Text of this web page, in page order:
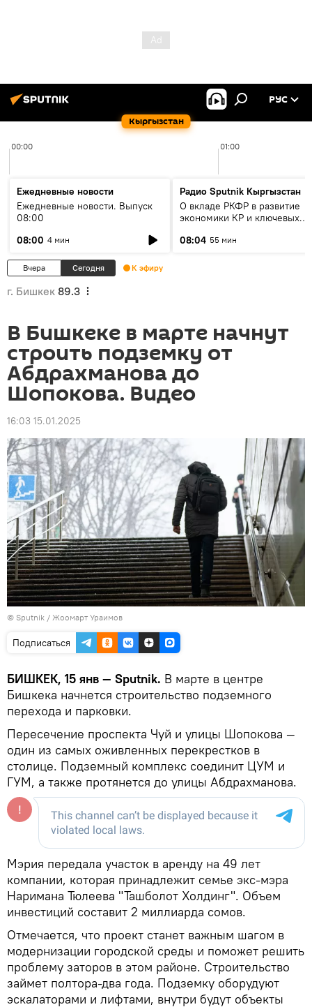
Кыргызстан
РУС
00:00 01:00
Ежедневные новости
Ежедневные новости. Выпуск
08:00
08:00 4 мин
Радио Sputnik Кыргызстан
О вкладе РКФР в развитие
экономики КР и ключевых
08:04 55 мин
Вчера Сегодня К эфиру
г. Бишкек 89.3
В Бишкеке в марте начнут
строить подземку от
Абдрахманова до
Шопокова. Видео
16:03 15.01.2025
© Sputnik / Жоомарт Ураимов
Подписаться
БИШКЕК, 15 янв — Sputnik. В марте в центре
Бишкека начнется строительство подземного
перехода и парковки.
Пересечение проспекта Чуй и улицы Шопокова —
один из самых оживленных перекрестков в
столице. Подземный комплекс соединит ЦУМ и
ГУМ, а также протянется до улицы Абдрахманова.
Мэрия передала участок в аренду на 49 лет
компании, которая принадлежит семье экс-мэра
Наримана Тюлеева "Ташболот Холдинг". Объем
инвестиций составит 2 миллиарда сомов.
Отмечается, что проект станет важным шагом в
модернизации городской среды и поможет решить
проблему заторов в этом районе. Строительство
займет полтора-два года. Подземку оборудуют
эскалаторами и лифтами, внутри будут объекты